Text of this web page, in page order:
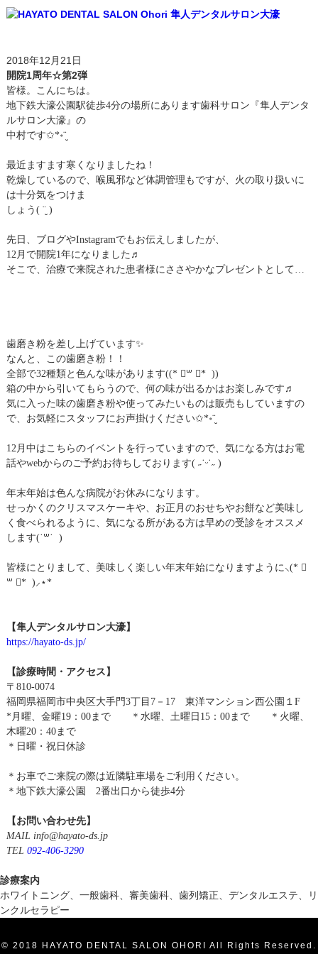
2018年12月21日
開院1周年☆第2弾
皆様。こんにちは。
地下鉄大濠公園駅徒歩4分の場所にあります歯科サロン『隼人デンタ
ルサロン大濠』の
中村です✩*॰¨̮
最近ますます寒くなりましたね！
乾燥しているので、喉風邪など体調管理もですが、火の取り扱いに
は十分気をつけま
しょう( ¨̮ )
先日、ブログやInstagramでもお伝えしましたが、
12月で開院1年になりました♬
そこで、治療で来院された患者様にささやかなプレゼントとして…
歯磨き粉を差し上げています✨
なんと、この歯磨き粉！！
全部で32種類と色んな味があります((* ॑꒳ ॑* ))
箱の中から引いてもらうので、何の味が出るかはお楽しみです♬
気に入った味の歯磨き粉や使ってみたいものは販売もしていますの
で、お気軽にスタッフにお声掛けください✩*॰¨̮
12月中はこちらのイベントを行っていますので、気になる方はお電
話やwebからのご予約お待ちしております( ˶˙ᵕ˙˶ )
年末年始は色んな病院がお休みになります。
せっかくのクリスマスケーキや、お正月のおせちやお餅など美味し
く食べられるように、気になる所がある方は早めの受診をオススメ
します(˙꒳​˙ )
皆様にとりまして、美味しく楽しい年末年始になりますように⸜(* ॑
꒳ ॑* )⸝⋆*
【隼人デンタルサロン大濠】
https://hayato-ds.jp/
【診療時間・アクセス】
〒810-0074
福岡県福岡市中央区大手門3丁目7－17 東洋マンション西公園１F
*月曜、金曜19：00まで ＊水曜、土曜日15：00まで ＊火曜、
木曜20：40まで
＊日曜・祝日休診
＊お車でご来院の際は近隣駐車場をご利用ください。
＊地下鉄大濠公園 2番出口から徒歩4分
【お問い合わせ先】
MAIL info@hayato-ds.jp
TEL 092-406-3290
診療案内
ホワイトニング、一般歯科、審美歯科、歯列矯正、デンタルエステ、リ
ンクルセラピー
© 2018 HAYATO DENTAL SALON OHORI All Rights Reserved.